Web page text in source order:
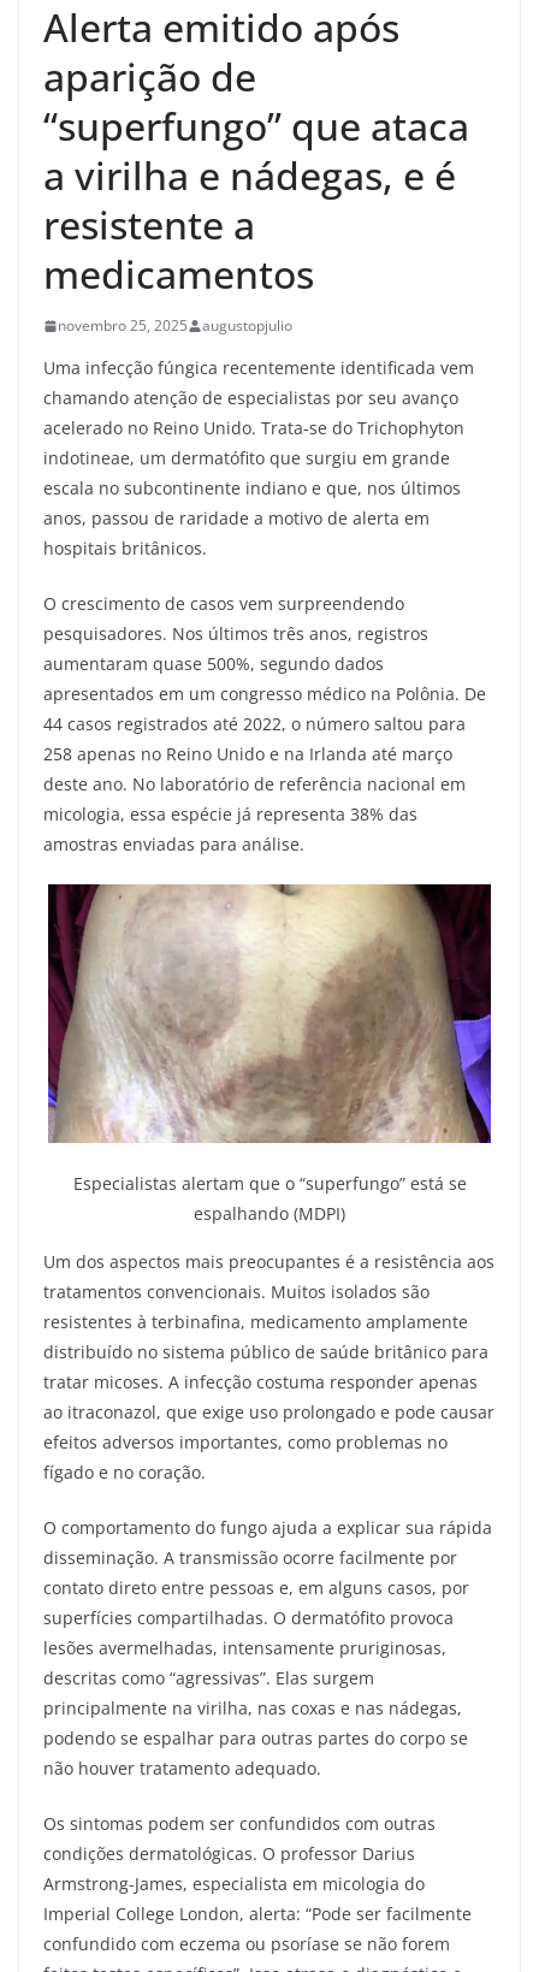
Alerta emitido após
aparição de
“superfungo” que ataca
a virilha e nádegas, e é
resistente a
medicamentos
novembro 25, 2025 augustopjulio
Uma infecção fúngica recentemente identificada vem
chamando atenção de especialistas por seu avanço
acelerado no Reino Unido. Trata-se do Trichophyton
indotineae, um dermatófito que surgiu em grande
escala no subcontinente indiano e que, nos últimos
anos, passou de raridade a motivo de alerta em
hospitais britânicos.
O crescimento de casos vem surpreendendo
pesquisadores. Nos últimos três anos, registros
aumentaram quase 500%, segundo dados
apresentados em um congresso médico na Polônia. De
44 casos registrados até 2022, o número saltou para
258 apenas no Reino Unido e na Irlanda até março
deste ano. No laboratório de referência nacional em
micologia, essa espécie já representa 38% das
amostras enviadas para análise.
Especialistas alertam que o “superfungo” está se
espalhando (MDPI)
Um dos aspectos mais preocupantes é a resistência aos
tratamentos convencionais. Muitos isolados são
resistentes à terbinafina, medicamento amplamente
distribuído no sistema público de saúde britânico para
tratar micoses. A infecção costuma responder apenas
ao itraconazol, que exige uso prolongado e pode causar
efeitos adversos importantes, como problemas no
fígado e no coração.
O comportamento do fungo ajuda a explicar sua rápida
disseminação. A transmissão ocorre facilmente por
contato direto entre pessoas e, em alguns casos, por
superfícies compartilhadas. O dermatófito provoca
lesões avermelhadas, intensamente pruriginosas,
descritas como “agressivas”. Elas surgem
principalmente na virilha, nas coxas e nas nádegas,
podendo se espalhar para outras partes do corpo se
não houver tratamento adequado.
Os sintomas podem ser confundidos com outras
condições dermatológicas. O professor Darius
Armstrong-James, especialista em micologia do
Imperial College London, alerta: “Pode ser facilmente
confundido com eczema ou psoríase se não forem